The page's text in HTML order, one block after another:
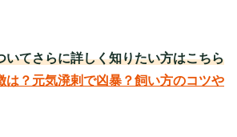
てさらに詳しく知りたい方はこちら
は？元気溌剌で凶暴？飼い方のコツや